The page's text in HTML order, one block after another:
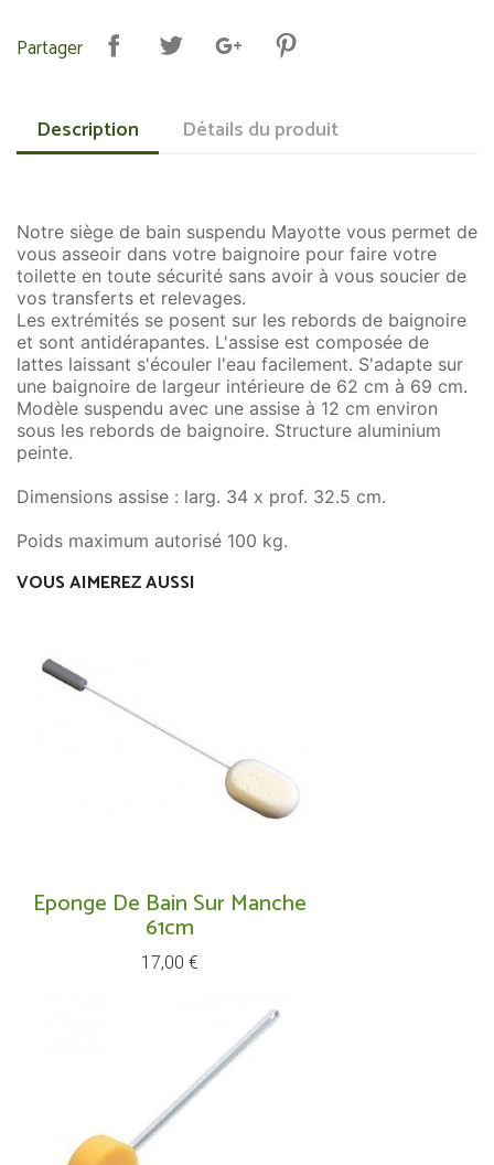
Partager
Description Détails du produit
Notre siège de bain suspendu Mayotte vous permet de
vous asseoir dans votre baignoire pour faire votre
toilette en toute sécurité sans avoir à vous soucier de
vos transferts et relevages.
Les extrémités se posent sur les rebords de baignoire
et sont antidérapantes. L'assise est composée de
lattes laissant s'écouler l'eau facilement. S'adapte sur
une baignoire de largeur intérieure de 62 cm à 69 cm.
Modèle suspendu avec une assise à 12 cm environ
sous les rebords de baignoire. Structure aluminium
peinte.
Dimensions assise : larg. 34 x prof. 32.5 cm.
Poids maximum autorisé 100 kg.
VOUS AIMEREZ AUSSI
Eponge De Bain Sur Manche
61cm
Prix
17,00 €